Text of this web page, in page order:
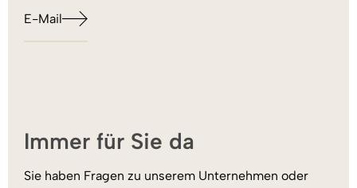
E-Mail
Immer für Sie da
Sie haben Fragen zu unserem Unternehmen oder